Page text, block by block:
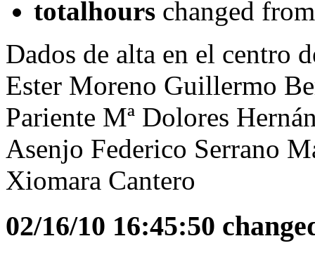
totalhours changed
Dados de alta en el centro
Ester Moreno Guillermo
Pariente Mª Dolores
Asenjo Federico Serrano
Xiomara Cantero
02/16/10 16:45:50